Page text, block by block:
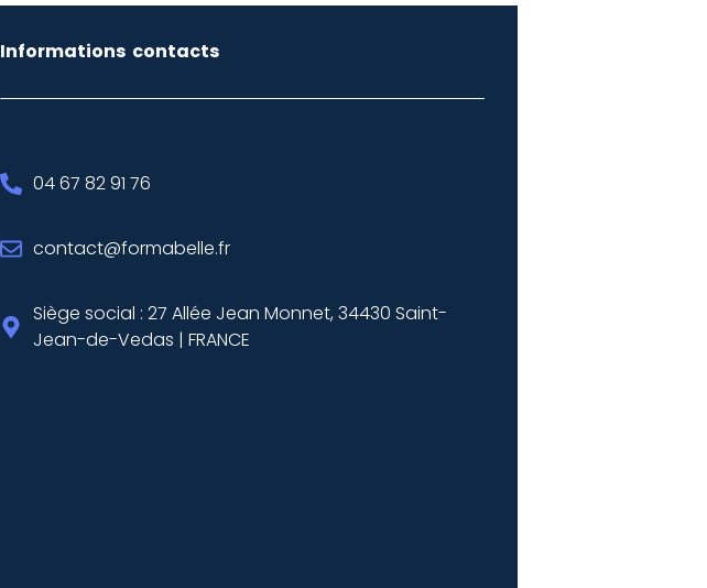
Informations contacts
04 67 82 91 76
contact@formabelle.fr
Siège social : 27 Allée Jean Monnet, 34430 Saint-
Jean-de-Vedas | FRANCE